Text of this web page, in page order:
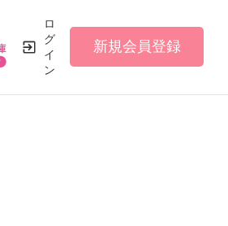
ロ
グ
イ
ン
新規会員登録